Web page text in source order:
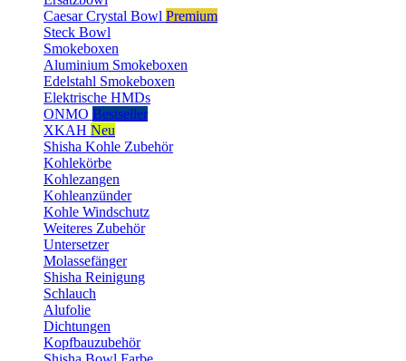
Caesar Crystal Bowl Premium
Steck Bowl
Smokeboxen
Aluminium Smokeboxen
Edelstahl Smokeboxen
Elektrische HMDs
ONMO Bestseller
XKAH Neu
Shisha Kohle Zubehör
Kohlekörbe
Kohlezangen
Kohleanzünder
Kohle Windschutz
Weiteres Zubehör
Untersetzer
Molassefänger
Shisha Reinigung
Schlauch
Alufolie
Dichtungen
Kopfbauzubehör